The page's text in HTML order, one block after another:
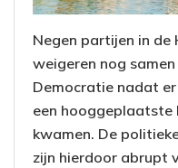
Negen partijen in de
weigeren nog
Democratie nadat
een
kwamen. De
zijn hierdoor abrupt